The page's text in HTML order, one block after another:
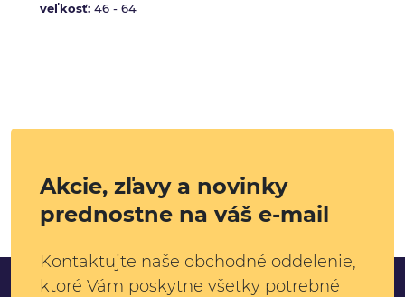
veľkosť: 46 - 64
Akcie, zľavy a novinky
prednostne na váš e-mail
Kontaktujte naše obchodné oddelenie,
ktoré Vám poskytne všetky potrebné